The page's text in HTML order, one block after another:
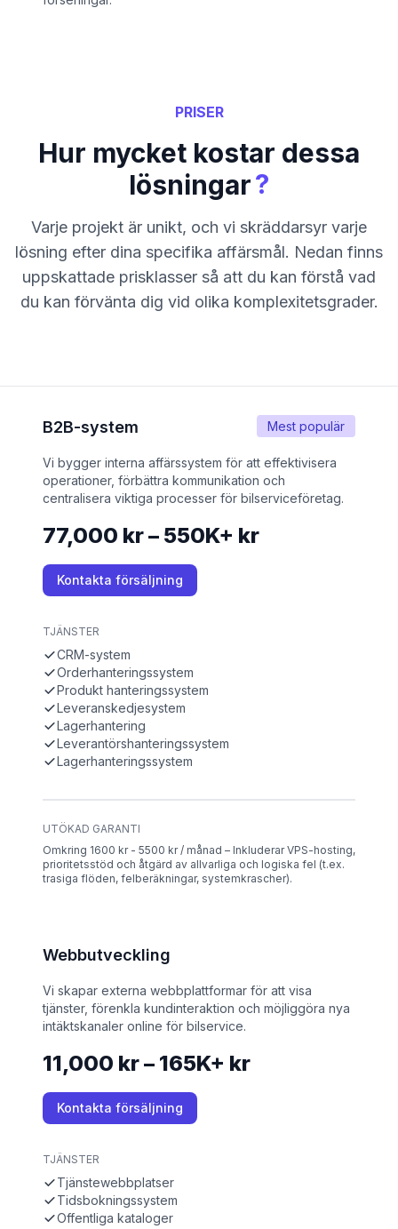
PRISER
Hur mycket kostar dessa
lösningar?
Varje projekt är unikt, och vi skräddarsyr varje
lösning efter dina specifika affärsmål. Nedan finns
uppskattade prisklasser så att du kan förstå vad
du kan förvänta dig vid olika komplexitetsgrader.
Mest populär
B2B-system
Vi bygger interna affärssystem för att effektivisera
operationer, förbättra kommunikation och
centralisera viktiga processer för bilserviceföretag.
77,000 kr – 550K+ kr
Kontakta försäljning
TJÄNSTER
CRM-system
Orderhanteringssystem
Produkt hanteringssystem
Leveranskedjesystem
Lagerhantering
Leverantörshanteringssystem
Lagerhanteringssystem
UTÖKAD GARANTI
Omkring 1600 kr - 5500 kr / månad – Inkluderar VPS-hosting,
prioritetsstöd och åtgärd av allvarliga och logiska fel (t.ex.
trasiga flöden, felberäkningar, systemkrascher).
Webbutveckling
Vi skapar externa webbplattformar för att visa
tjänster, förenkla kundinteraktion och möjliggöra nya
intäktskanaler online för bilservice.
11,000 kr – 165K+ kr
Kontakta försäljning
TJÄNSTER
Tjänstewebbplatser
Tidsbokningssystem
Offentliga kataloger